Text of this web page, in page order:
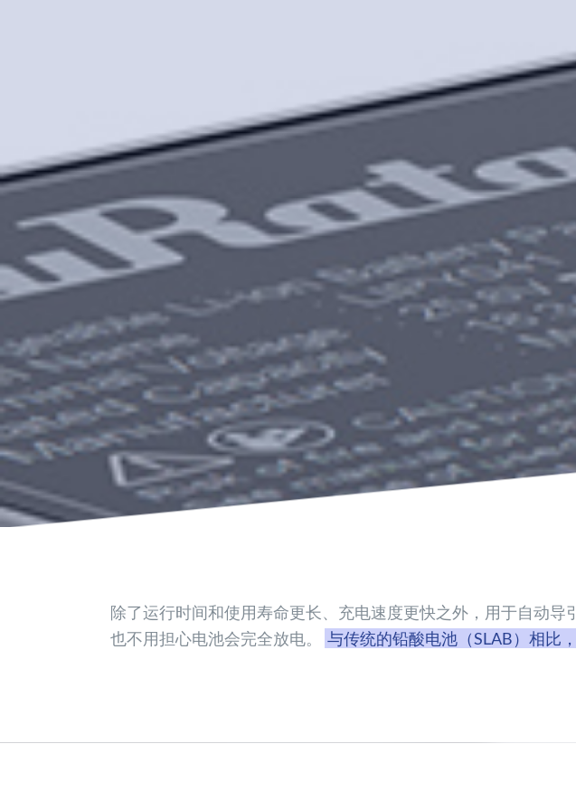
除了运行时间和使用寿命更长、充电速度更快之外，用于自动
也不用担心电池会完全放电。
与传统的铅酸电池（SLAB）相比